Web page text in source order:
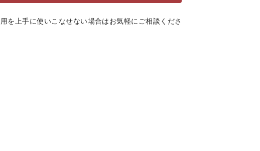
を上手に使いこなせない場合はお気軽にご相談くださ